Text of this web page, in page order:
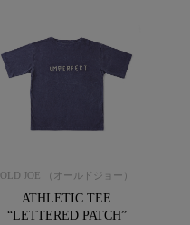
OLD JOE （オールドジョー）
ATHLETIC TEE
“LETTERED PATCH”